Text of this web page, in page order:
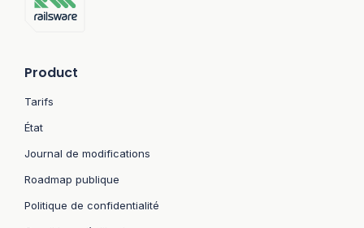
Product
Tarifs
État
Journal de modifications
Roadmap publique
Politique de confidentialité